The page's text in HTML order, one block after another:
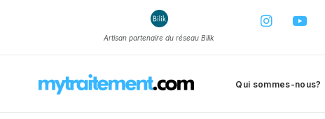
Artisan partenaire du réseau Bilik
Qui sommes-nous?